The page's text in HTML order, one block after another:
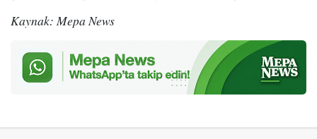
Kaynak: Mepa News